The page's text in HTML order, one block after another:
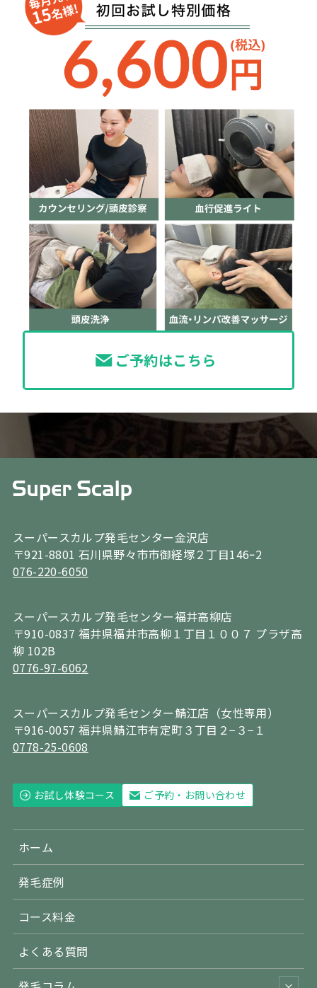
ご予約はこちら
スーパースカルプ発毛センター金沢店
〒921-8801 石川県野々市市御経塚２丁目146ｰ2
076-220-6050
スーパースカルプ発毛センター福井高柳店
〒910-0837 福井県福井市高柳１丁目１００７ プラザ高
柳 102B
0776-97-6062
スーパースカルプ発毛センター鯖江店（女性専用）
〒916-0057 福井県鯖江市有定町３丁目２−３−１
0778-25-0608
お試し体験コース ご予約・お問い合わせ
ホーム
発毛症例
コース料金
よくある質問